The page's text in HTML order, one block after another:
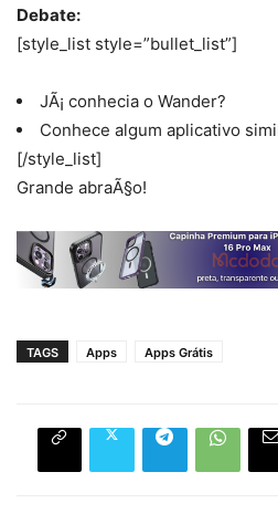
Debate:
[style_list style=”bullet_list”]
JÃ¡ conhecia o Wander?
Conhece algum aplicativo
[/style_list]
Grande abraÃ§o!
TAGS Apps Apps Grátis